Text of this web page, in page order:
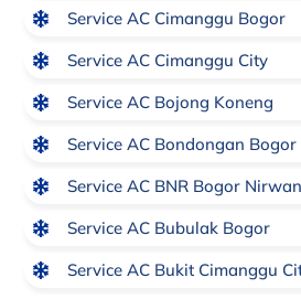
Service AC Cimanggu Bogor
Service AC Cimanggu City
Service AC Bojong Koneng
Service AC Bondongan Bogor
Service AC BNR Bogor
Service AC Bubulak Bogor
Service AC Bukit Cimanggu